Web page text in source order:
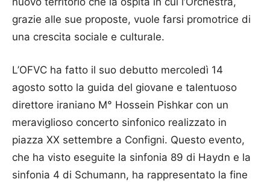
grazie alle sue proposte, vuole farsi promotrice di
una crescita sociale e culturale.
L’OFVC ha fatto il suo debutto mercoledì 14
agosto sotto la guida del giovane e talentuoso
direttore iraniano M° Hossein Pishkar con un
meraviglioso concerto sinfonico realizzato in
piazza XX settembre a Configni. Questo evento,
che ha visto eseguite la sinfonia 89 di Haydn e la
sinfonia 4 di Schumann, ha rappresentato la fine